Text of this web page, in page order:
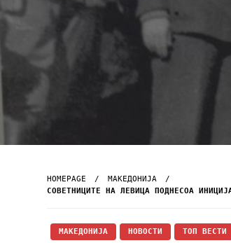
HOMEPAGE
МАКЕДОНИЈА
СОВЕТНИЦИТЕ НА ЛЕВИЦА ПОДНЕСОА
МАКЕДОНИЈА НОВОСТИ ТОП ВЕСТИ